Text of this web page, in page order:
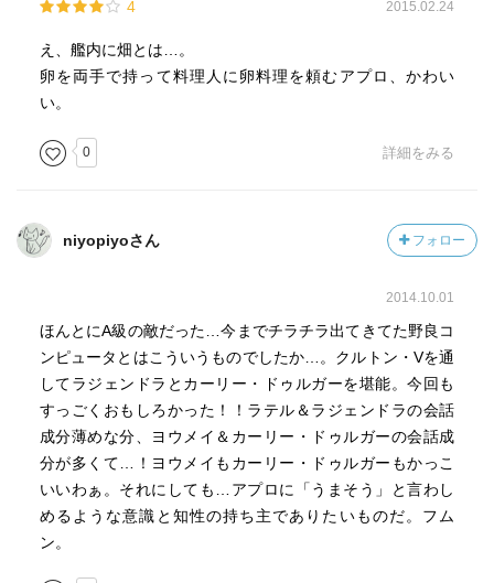
4 2015.02.24
え、艦内に畑とは…。
卵を両手で持って料理人に卵料理を頼むアプロ、かわい
い。
0 詳細をみる
niyopiyoさん フォロー
2014.10.01
ほんとにA級の敵だった…今までチラチラ出てきてた野良コ
ンピュータとはこういうものでしたか…。クルトン・Vを通
してラジェンドラとカーリー・ドゥルガーを堪能。今回も
すっごくおもしろかった！！ラテル＆ラジェンドラの会話
成分薄めな分、ヨウメイ＆カーリー・ドゥルガーの会話成
分が多くて…！ヨウメイもカーリー・ドゥルガーもかっこ
いいわぁ。それにしても…アプロに「うまそう」と言わし
めるような意識と知性の持ち主でありたいものだ。フム
ン。